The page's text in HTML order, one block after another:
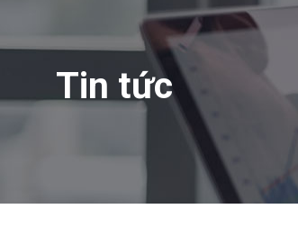
Tin tức